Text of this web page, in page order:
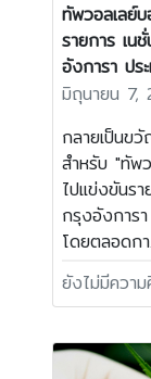
ทัพวอลเลย์
รายการ เ
อังการา ประ
มิถุนายน 7,
กลายเป็นข
สำหรับ "ทัพ
ไปแข่งขันร
กรุงอังการ
โดยตลอดกา
ยังไม่มีความ